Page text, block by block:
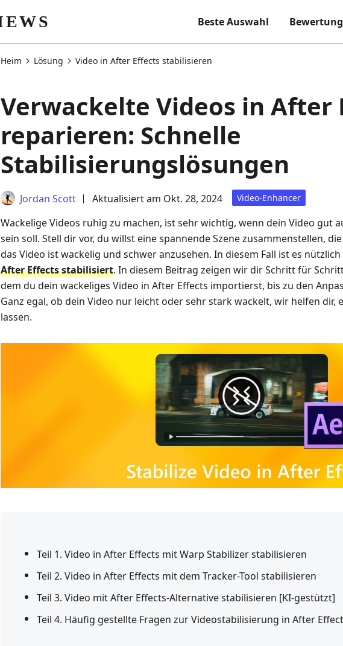
Beste Auswahl
Heim Lösung Video in After Effects stabilisieren
Verwackelte Videos in After
reparieren: Schnelle
Stabilisierungslösungen
Jordan Scott Aktualisiert am Okt. 28, 2024 Video-Enhancer
Wackelige Videos ruhig zu machen, ist sehr wichtig, wenn dein Video gut
sein soll. Stell dir vor, du willst eine spannende Szene zusammenstellen,
das Video ist wackelig und schwer anzusehen. In diesem Fall ist es nützlich
After Effects stabilisiert. In diesem Beitrag zeigen wir dir Schritt für
dem du dein wackeliges Video in After Effects importierst, bis zu den
Ganz egal, ob dein Video nur leicht oder sehr stark wackelt, wir helfen dir,
lassen.
Teil 1. Video in After Effects mit Warp Stabilizer stabilisieren
Teil 2. Video in After Effects mit dem Tracker-Tool stabilisieren
Teil 3. Video mit After Effects-Alternative stabilisieren [KI-gestützt]
Teil 4. Häufig gestellte Fragen zur Videostabilisierung in After